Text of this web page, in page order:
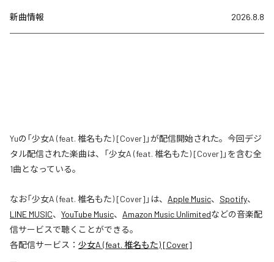
新曲情報 2026.8.8
Yuの「少女A (feat. 椎名もた) [Cover]」が配信開始された。今回デジ
タル配信された楽曲は、「少女A (feat. 椎名もた) [Cover]」を含む全
1曲となっている。
なお「少女A (feat. 椎名もた) [Cover] 」は、 Apple Music、 Spotify、
LINE MUSIC、 YouTube Music、 Amazon Music Unlimitedなどの音楽配
信サービスで聴くことができる。
各配信サービス： 少女A (feat. 椎名もた) [Cover]